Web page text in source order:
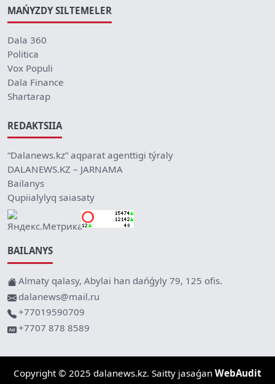
MAŃYZDY SILTEMELER
Dala 360
Politica
Vox Populi
Dala Finance
Shartarap
REDAKTSIIA
“Dalanews.kz” aqparat agenttigi týraly
DALANEWS.KZ – JARNAMA
Bailanys
Qupiialylyq saiasaty
BAILANYS
Almaty qalasy, Abylai han dańǵyly 79, 125 ofis.
dalanews@mail.ru
+77019590709
+7707 878 8589
Copyright © 2025 dalanews.kz. Saitty jasaǵan WebAudit